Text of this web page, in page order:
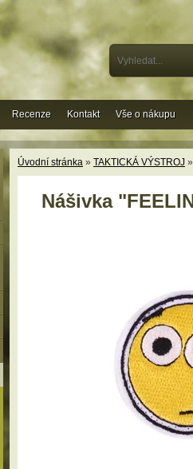
Úvodní stránka » TAKTICKÁ VÝSTROJ
Nášivka
Recenze Kontakt Vše o nákupu